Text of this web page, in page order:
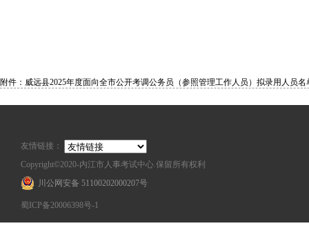
附件：威远县2025年度面向全市公开考调公务员（参照管理工作人员）拟录用人员名
友情链接：
Copyright©2020-内江市人事考试中心.保留所有权利
川公网安备 51100202000207号
蜀ICP备20006398号-1